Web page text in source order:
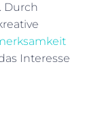
Durch
Interesse